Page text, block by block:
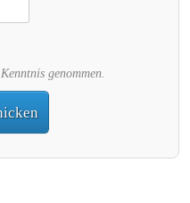
genommen.